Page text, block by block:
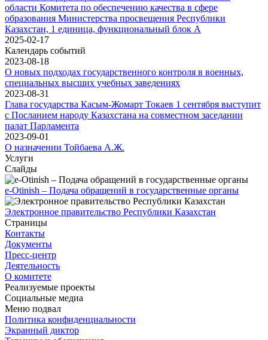
области Комитета по обеспечению качества в сфере
образования Министерства просвещения Республики
Казахстан, 1 единица, функциональный блок А
2025-02-17
Календарь событий
2023-08-18
О новых подходах государственного контроля в военных,
специальных высших учебных заведениях
2023-08-31
Глава государства Касым-Жомарт Токаев 1 сентября выступит
с Посланием народу Казахстана на совместном заседании
палат Парламента
2023-09-01
О назначении Тойбаева А.Ж.
Услуги
Слайды
e-Otinish – Подача обращений в государственные органы
Электронное правительство Республики Казахстан
Страницы
Контакты
Документы
Пресс-центр
Деятельность
О комитете
Реализуемые проекты
Социальные медиа
Меню подвал
Политика конфиденциальности
Экранный диктор